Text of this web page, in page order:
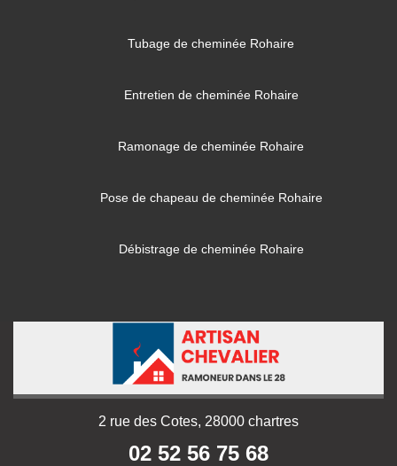
Tubage de cheminée Rohaire
Entretien de cheminée Rohaire
Ramonage de cheminée Rohaire
Pose de chapeau de cheminée Rohaire
Débistrage de cheminée Rohaire
2 rue des Cotes, 28000 chartres
02 52 56 75 68